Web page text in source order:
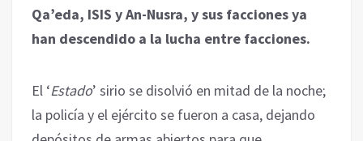
Qa’eda, ISIS y An-Nusra, y sus facciones ya
han descendido a la lucha entre facciones.
El ‘Estado’ sirio se disolvió en mitad de la noche;
la policía y el ejército se fueron a casa, dejando